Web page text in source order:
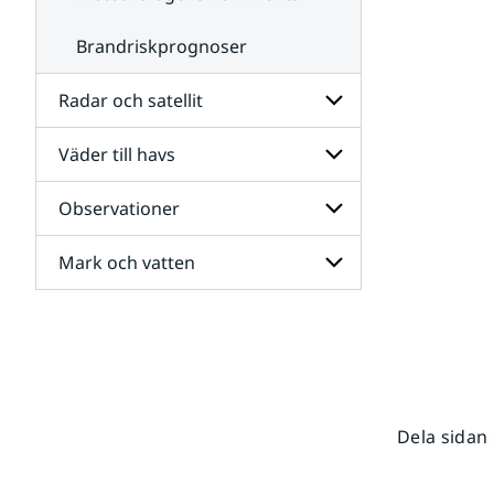
Brandriskprognoser
Radar och satellit
Undersidor
för
Radar
och
satellit
Väder till havs
Undersidor
för
Väder
till
havs
Observationer
Undersidor
för
Mark och vatten
Dela sidan